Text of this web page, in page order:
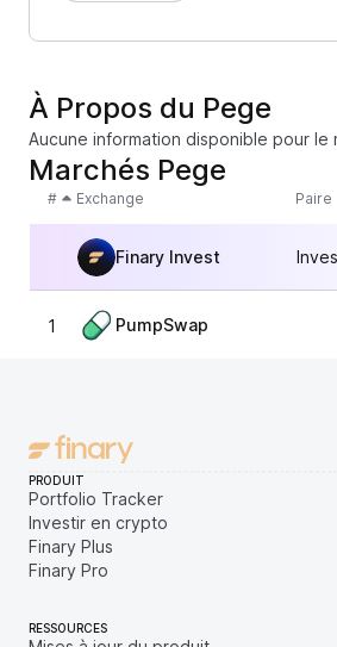
À Propos du Pege
Aucune information disponible pour le
Marchés Pege
# Exchange Paire
Finary Invest
1 PumpSwap
PRODUIT
Portfolio Tracker
Investir en crypto
Finary Plus
Finary Pro
RESSOURCES